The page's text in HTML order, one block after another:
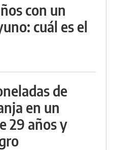
con un
cuál es el
de
en un
29 años y